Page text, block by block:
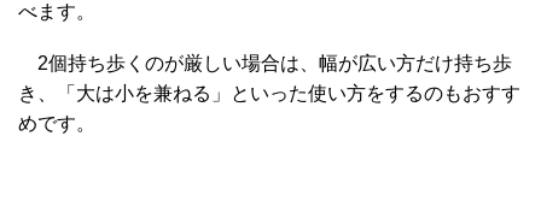
べます。
2個持ち歩くのが厳しい場合は、幅が広い方だけ持ち歩
き、「大は小を兼ねる」といった使い方をするのもおすす
めです。